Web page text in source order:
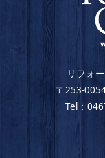
リフォ
〒253-
Tel：